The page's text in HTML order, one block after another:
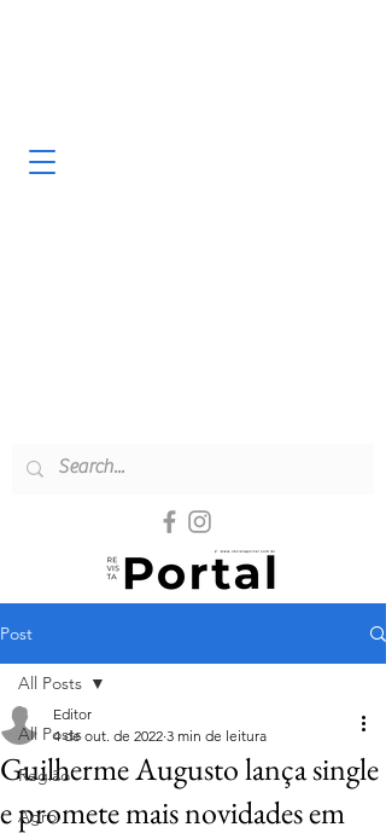
Post
All Posts
Região
Agro
All Posts
Guilherme Augusto lança single
e promete mais novidades em
Editor
4 de out. de 2022 3 min de leitura